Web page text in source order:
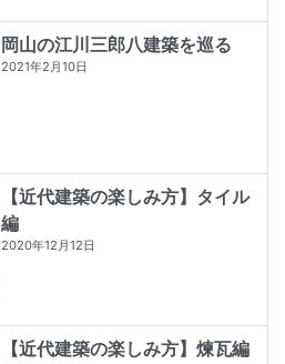
岡山の江川三郎八建築を巡る
2021年2月10日
【近代建築の楽しみ方】タイル
編
2020年12月12日
【近代建築の楽しみ方】煉瓦編